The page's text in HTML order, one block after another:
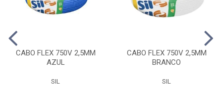
CABO FLEX 750V 2,5MM
AZUL
SIL
CABO FLEX 750V 2,5MM
BRANCO
SIL